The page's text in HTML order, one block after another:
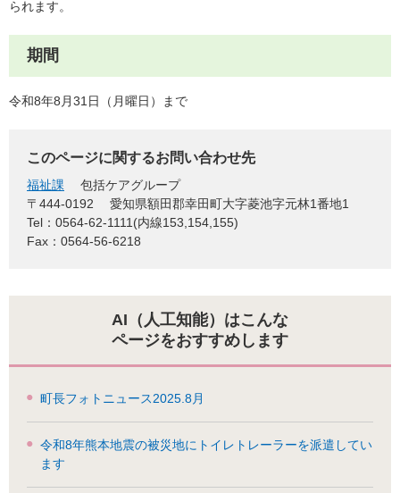
られます。
期間
令和8年8月31日（月曜日）まで
このページに関するお問い合わせ先
福祉課
包括ケアグループ
〒444-0192
愛知県額田郡幸田町大字菱池字元林1番地1
Tel：0564-62-1111(内線153,154,155)
Fax：0564-56-6218
AI（人工知能）はこんな
ページをおすすめします
町長フォトニュース2025.8月
令和8年熊本地震の被災地にトイレトレーラーを派遣してい
ます